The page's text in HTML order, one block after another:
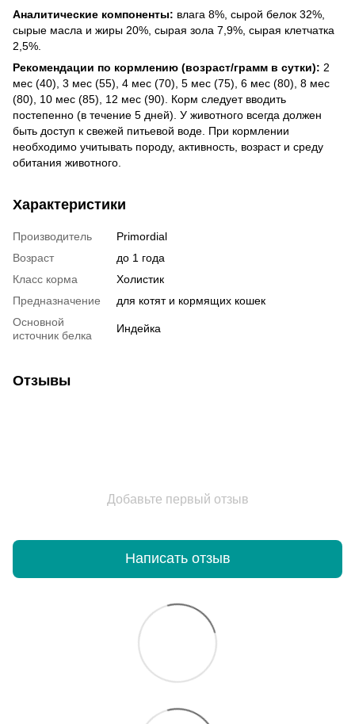
Аналитические компоненты: влага 8%, сырой белок 32%,
сырые масла и жиры 20%, сырая зола 7,9%, сырая клетчатка
2,5%.
Рекомендации по кормлению (возраст/грамм в сутки): 2
мес (40), 3 мес (55), 4 мес (70), 5 мес (75), 6 мес (80), 8 мес
(80), 10 мес (85), 12 мес (90). Корм следует вводить
постепенно (в течение 5 дней). У животного всегда должен
быть доступ к свежей питьевой воде. При кормлении
необходимо учитывать породу, активность, возраст и среду
обитания животного.
Характеристики
Производитель
Primordial
Возраст
до 1 года
Класс корма
Холистик
Предназначение
для котят и кормящих кошек
Основной
источник белка
Индейка
Отзывы
Добавьте первый отзыв
Написать отзыв